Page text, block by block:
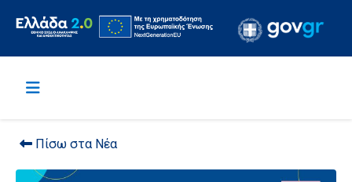
Πίσω στα Νέα